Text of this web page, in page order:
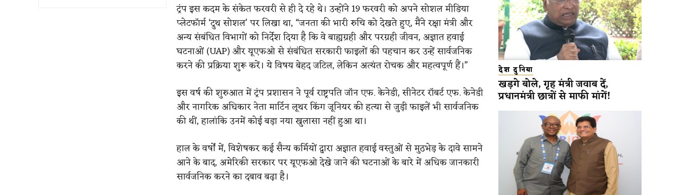
ट्रंप इस कदम के संकेत फरवरी से ही दे रहे थे। उन्होंने 19 फरवरी को अपने सोशल मीडिया
प्लेटफॉर्म ‘ट्रुथ सोशल’ पर लिखा था, “जनता की भारी रुचि को देखते हुए, मैंने रक्षा मंत्री और
अन्य संबंधित विभागों को निर्देश दिया है कि वे बाह्यग्रही और परग्रही जीवन, अज्ञात हवाई
घटनाओं (UAP) और यूएफओ से संबंधित सरकारी फाइलों की पहचान कर उन्हें सार्वजनिक
करने की प्रक्रिया शुरू करें। ये विषय बेहद जटिल, लेकिन अत्यंत रोचक और महत्वपूर्ण हैं।”
इस वर्ष की शुरुआत में ट्रंप प्रशासन ने पूर्व राष्ट्रपति जॉन एफ. केनेडी, सीनेटर रॉबर्ट एफ. केनेडी
और नागरिक अधिकार नेता मार्टिन लूथर किंग जूनियर की हत्या से जुड़ी फाइलें भी सार्वजनिक
की थीं, हालांकि उनमें कोई बड़ा नया खुलासा नहीं हुआ था।
हाल के वर्षों में, विशेषकर कई सैन्य कर्मियों द्वारा अज्ञात हवाई वस्तुओं से मुठभेड़ के दावे सामने
आने के बाद, अमेरिकी सरकार पर यूएफओ देखे जाने की घटनाओं के बारे में अधिक जानकारी
सार्वजनिक करने का दबाव बढ़ा है।
देश दुनिया
खड़गे बोले, गृह मंत्री जवाब दें,
प्रधानमंत्री छात्रों से माफी मांगें!